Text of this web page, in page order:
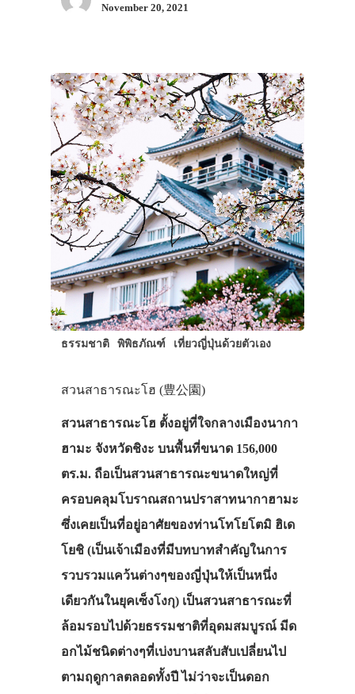
November 20, 2021
ธรรมชาติ พิพิธภัณฑ์ เที่ยวญี่ปุ่นด้วยตัวเอง
สวนสาธารณะโฮ (豊公園)
สวนสาธารณะโฮ ตั้งอยู่ที่ใจกลางเมืองนากา
ฮามะ จังหวัดชิงะ บนพื้นที่ขนาด 156,000
ตร.ม. ถือเป็นสวนสาธารณะขนาดใหญ่ที่
ครอบคลุมโบราณสถานปราสาทนากาฮามะ
ซึ่งเคยเป็นที่อยู่อาศัยของท่านโทโยโตมิ ฮิเด
โยชิ (เป็นเจ้าเมืองที่มีบทบาทสำคัญในการ
รวบรวมแคว้นต่างๆของญี่ปุ่นให้เป็นหนึ่ง
เดียวกันในยุคเซ็งโงกุ) เป็นสวนสาธารณะที่
ล้อมรอบไปด้วยธรรมชาติที่อุดมสมบูรณ์ มีด
อกไม้ชนิดต่างๆที่เบ่งบานสลับสับเปลี่ยนไป
ตามฤดูกาลตลอดทั้งปี ไม่ว่าจะเป็นดอก